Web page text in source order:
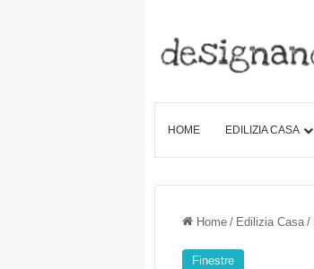
HOME EDILIZIA CASA
Home / Edilizia Casa /
Finestre